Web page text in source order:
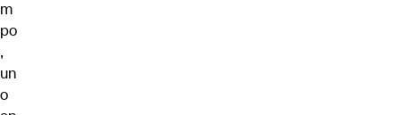
m
po
,
un
o